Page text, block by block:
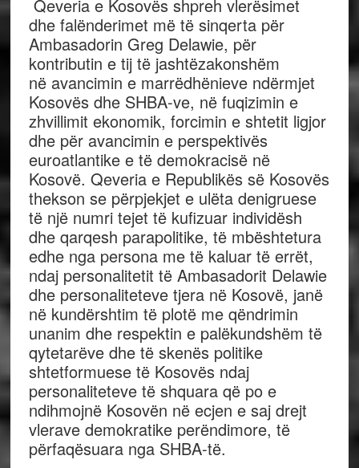
Qeveria e Kosovës shpreh vlerësimet
dhe falënderimet më të sinqerta për
Ambasadorin Greg Delawie, për
kontributin e tij të jashtëzakonshëm
në avancimin e marrëdhënieve ndërmjet
Kosovës dhe SHBA-ve, në fuqizimin e
zhvillimit ekonomik, forcimin e shtetit ligjor
dhe për avancimin e perspektivës
euroatlantike e të demokracisë në
Kosovë. Qeveria e Republikës së Kosovës
thekson se përpjekjet e ulëta denigruese
të një numri tejet të kufizuar individësh
dhe qarqesh parapolitike, të mbështetura
edhe nga persona me të kaluar të errët,
ndaj personalitetit të Ambasadorit Delawie
dhe personaliteteve tjera në Kosovë, janë
në kundërshtim të plotë me qëndrimin
unanim dhe respektin e palëkundshëm të
qytetarëve dhe të skenës politike
shtetformuese të Kosovës ndaj
personaliteteve të shquara që po e
ndihmojnë Kosovën në ecjen e saj drejt
vlerave demokratike perëndimore, të
përfaqësuara nga SHBA-të.